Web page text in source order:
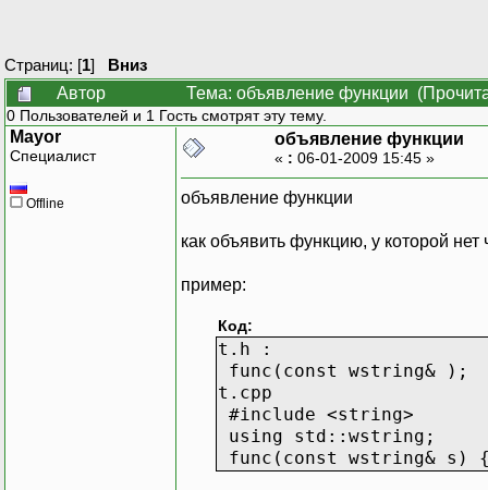
Страниц: [1] Вниз
Автор
Тема: объявление функции
0 Пользователей и 1 Гость смотрят эту тему.
Mayor
Специалист
Offline
объявление функции
« : 06-01-2009 15:45 »
объявление функции
как объявить функцию, у которой
пример:
Код:
t.h :
func(const wstring& );
t.cpp
#include <string>
using std::wstring;
func(const wstring&